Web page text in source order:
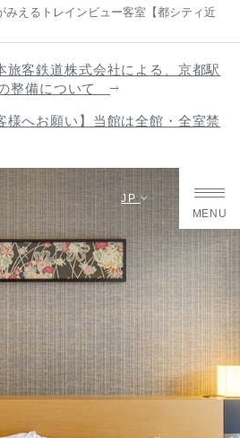
みえるトレインビュー客室【都シティ近
JP
MENU
旅客鉄道株式会社による、京都駅
の整備について
様へお願い】当館は全館・全室禁